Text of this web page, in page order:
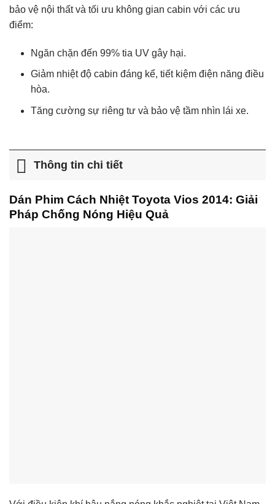
bảo vệ nội thất và tối ưu không gian cabin với các ưu
điểm:
Ngăn chặn đến 99% tia UV gây hại.
Giảm nhiệt độ cabin đáng kể, tiết kiệm điện năng điều
hòa.
Tăng cường sự riêng tư và bảo vệ tầm nhìn lái xe.
Thông tin chi tiết
Dán Phim Cách Nhiệt Toyota Vios 2014: Giải
Pháp Chống Nóng Hiệu Quả